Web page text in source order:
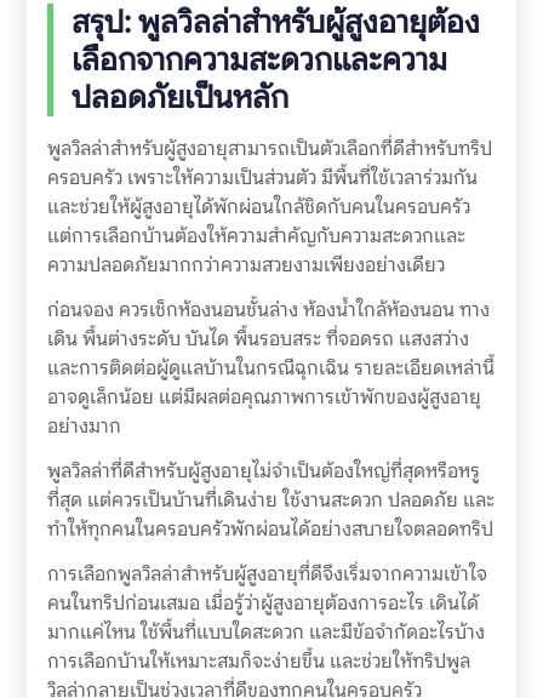
สรุป: พูลวิลล่าสำหรับผู้สูงอายุต้อง
เลือกจากความสะดวกและความ
ปลอดภัยเป็นหลัก
พูลวิลล่าสำหรับผู้สูงอายุสามารถเป็นตัวเลือกที่ดีสำหรับทริป
ครอบครัว เพราะให้ความเป็นส่วนตัว มีพื้นที่ใช้เวลาร่วมกัน
และช่วยให้ผู้สูงอายุได้พักผ่อนใกล้ชิดกับคนในครอบครัว
แต่การเลือกบ้านต้องให้ความสำคัญกับความสะดวกและ
ความปลอดภัยมากกว่าความสวยงามเพียงอย่างเดียว
ก่อนจอง ควรเช็กห้องนอนชั้นล่าง ห้องน้ำใกล้ห้องนอน ทาง
เดิน พื้นต่างระดับ บันได พื้นรอบสระ ที่จอดรถ แสงสว่าง
และการติดต่อผู้ดูแลบ้านในกรณีฉุกเฉิน รายละเอียดเหล่านี้
อาจดูเล็กน้อย แต่มีผลต่อคุณภาพการเข้าพักของผู้สูงอายุ
อย่างมาก
พูลวิลล่าที่ดีสำหรับผู้สูงอายุไม่จำเป็นต้องใหญ่ที่สุดหรือหรู
ที่สุด แต่ควรเป็นบ้านที่เดินง่าย ใช้งานสะดวก ปลอดภัย และ
ทำให้ทุกคนในครอบครัวพักผ่อนได้อย่างสบายใจตลอดทริป
การเลือกพูลวิลล่าสำหรับผู้สูงอายุที่ดีจึงเริ่มจากความเข้าใจ
คนในทริปก่อนเสมอ เมื่อรู้ว่าผู้สูงอายุต้องการอะไร เดินได้
มากแค่ไหน ใช้พื้นที่แบบใดสะดวก และมีข้อจำกัดอะไรบ้าง
การเลือกบ้านให้เหมาะสมก็จะง่ายขึ้น และช่วยให้ทริปพูล
วิลล่ากลายเป็นช่วงเวลาที่ดีของทุกคนในครอบครัว